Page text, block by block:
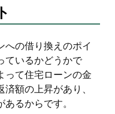
への借り換えのポイ
ているかどうかで
って住宅ローンの金
額の上昇があり、
るからです。